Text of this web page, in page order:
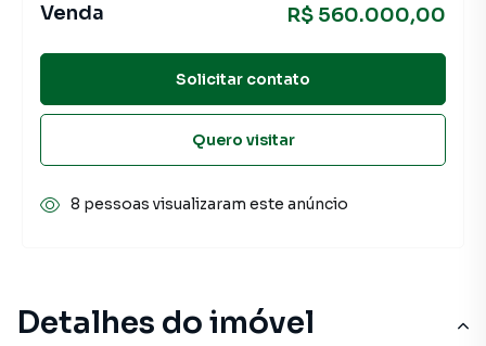
Detalhes do imóvel
Venda R$ 560.000,00
Solicitar contato
Quero visitar
8 pessoas visualizaram este anúncio